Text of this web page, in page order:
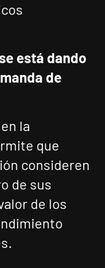
está dando
de
la
que
consideren
de sus
de los